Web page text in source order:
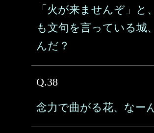
「火が来ませんぞ」と
も文句を言っている城
んだ？
Q.38
念力で曲がる花、なー